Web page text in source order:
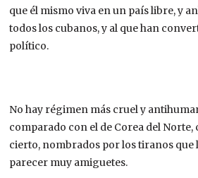
que él mismo viva en un país libre, y
todos los cubanos, y al que han
político.
No hay régimen más cruel y
comparado con el de Corea del
cierto, nombrados por los tiranos que
parecer muy amiguetes.